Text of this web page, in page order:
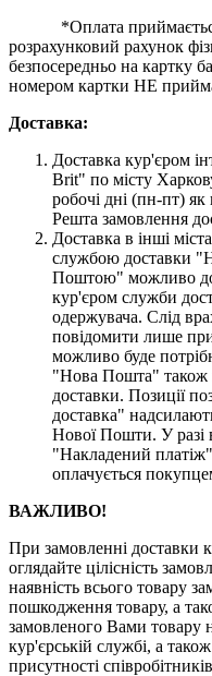
*Оплата приймається
розрахунковий рахунок
безпосередньо на картку
номером картки НЕ
Доставка:
Доставка кур'єром
Brit" по місту
робочі дні (пн-пт)
Решта замовлення
Доставка в інші
службою доставки
Поштою" можливо
кур'єром служби
одержувача. Слід
повідомити лише
можливо буде
"Нова Пошта" також
доставки. Позиції
доставка"
Нової Пошти. У разі
"Накладений платіж"
оплачується
ВАЖЛИВО!
При замовленні доставки
оглядайте цілісність
наявність всього товару
пошкодження товару, а
замовленого Вами товару
кур'єрській службі, а
присутності